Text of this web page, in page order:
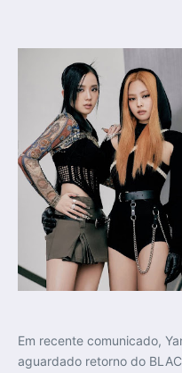
Em recente comunicado,
aguardado retorno do